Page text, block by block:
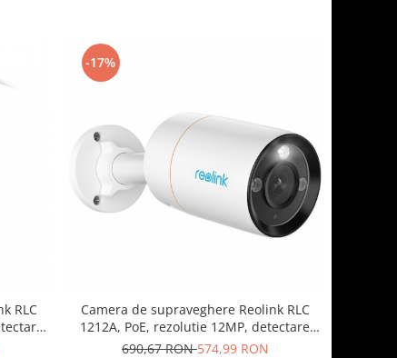
RLC
-17%
Camera de supraveghere Reolink RLC
1212A, PoE, rezolutie 12MP, detectare
Persoana/Vehicul, vedere nocturna color,
690,67 RON574,99 RON